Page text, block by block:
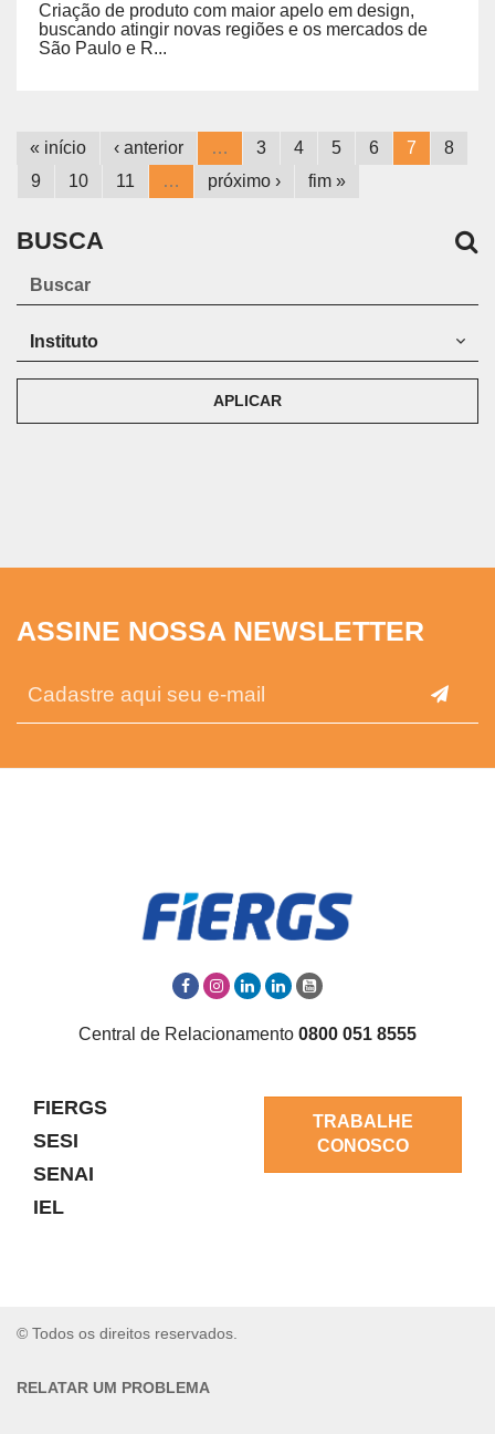
Criação de produto com maior apelo em design,
buscando atingir novas regiões e os mercados de
São Paulo e R...
« início ‹ anterior … 3 4 5 6 7
8
9
10 11 … próximo › fim »
BUSCA
APLICAR
ASSINE NOSSA NEWSLETTER
Central de Relacionamento 0800 051 8555
FIERGS
SESI
SENAI
IEL
TRABALHE
CONOSCO
© Todos os direitos reservados.
RELATAR UM PROBLEMA